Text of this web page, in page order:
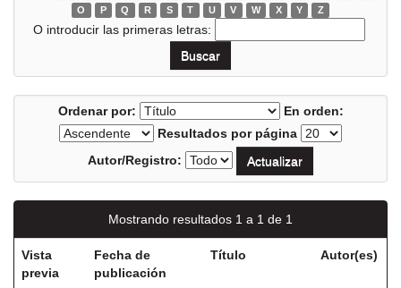
O
P Q R S T U V W X Y Z
O introducir las primeras letras:
Ordenar por:
En orden:
Resultados por página
Autor/Registro:
Mostrando resultados 1 a 1 de 1
Vista
previa
Fecha de
publicación
Título Autor(es)